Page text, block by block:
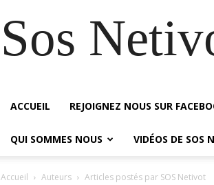
Sos
ACCUEIL REJOIGNEZ NOUS SUR
QUI SOMMES NOUS VIDÉOS DE SOS
Accueil Auteurs Articles postés par SOS Netivot